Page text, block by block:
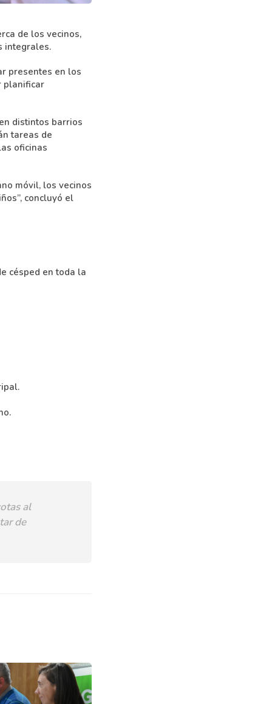
de los vecinos,
integrales.
presentes en los
planificar
distintos barrios
tareas de
oficinas
móvil, los vecinos
concluyó el
césped en toda la
al
de